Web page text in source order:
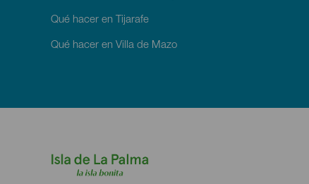
Qué hacer en Tijarafe
Qué hacer en Villa de Mazo